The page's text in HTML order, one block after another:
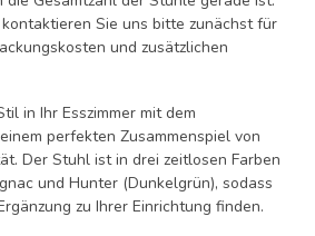
Sie uns bitte zunächst für
und zusätzlichen
in Ihr Esszimmer mit dem
perfekten Zusammenspiel von
Der Stuhl ist in drei zeitlosen Farben
und Hunter (Dunkelgrün), sodass
zu Ihrer Einrichtung finden.